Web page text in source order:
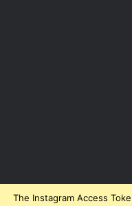
The Instagram Access